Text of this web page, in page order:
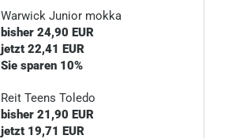
Warwick Junior mokka
bisher 24,90 EUR
jetzt 22,41 EUR
Sie sparen 10%
Reit Teens Toledo
bisher 21,90 EUR
jetzt 19,71 EUR